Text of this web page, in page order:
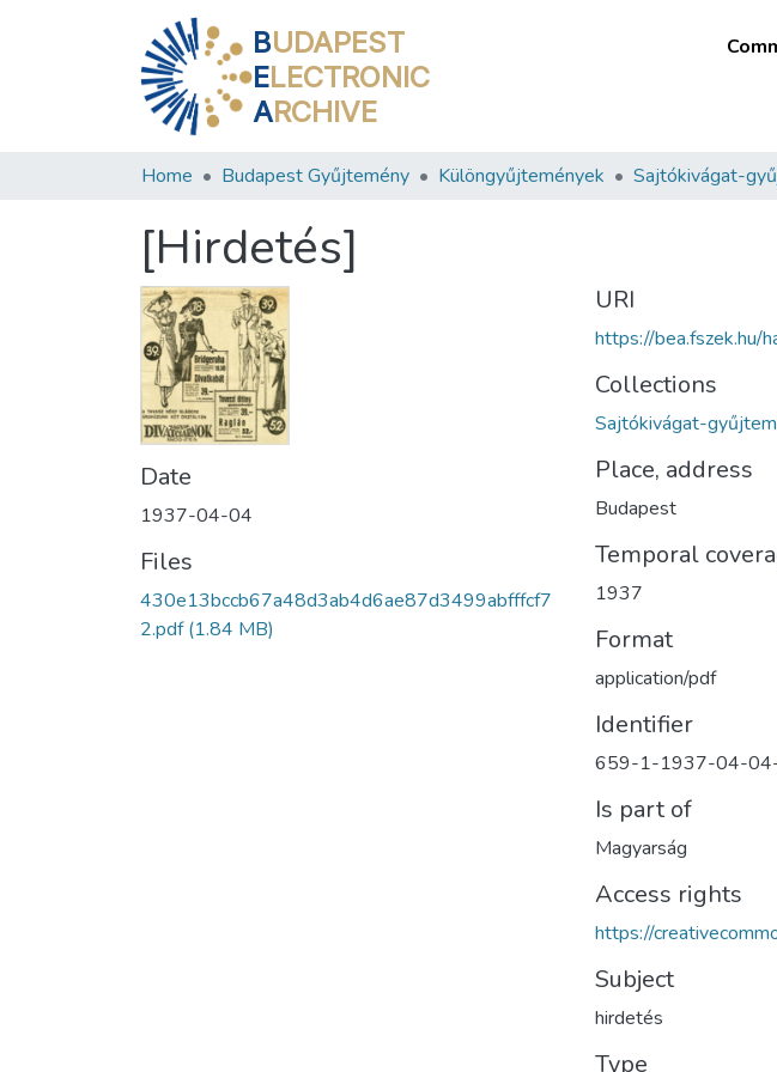
BUDAPEST
ELECTRONIC
ARCHIVE
Home Budapest Gyűjtemény Különgyűjtemények Sajtókivágat-
[Hirdetés]
Date
1937-04-04
Files
430e13bccb67a48d3ab4d6ae87d3499abfffcf7
2.pdf(1.84 MB)
URI
https://
Collections
Sajtókivágat-
Place, address
Budapest
Temporal
1937
Format
application/pdf
Identifier
659-1-1937-04-
Is part of
Magyarság
Access rights
https://
Subject
hirdetés
Type